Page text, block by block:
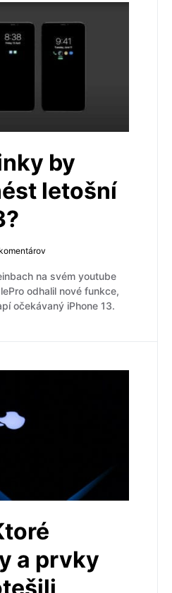
by
letošní
na svém youtube
odhalil nové funkce,
očekávaný iPhone 13.
a prvky